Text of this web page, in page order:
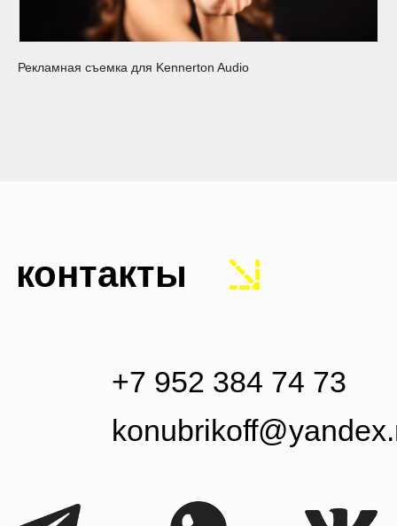
Рекламная съемка для Kennerton Audio